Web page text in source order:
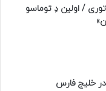
/ اولین دِ توماسو
خلیج فارس